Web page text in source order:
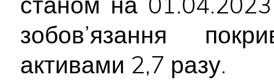
зобов’язання
активами 2,7 разу.